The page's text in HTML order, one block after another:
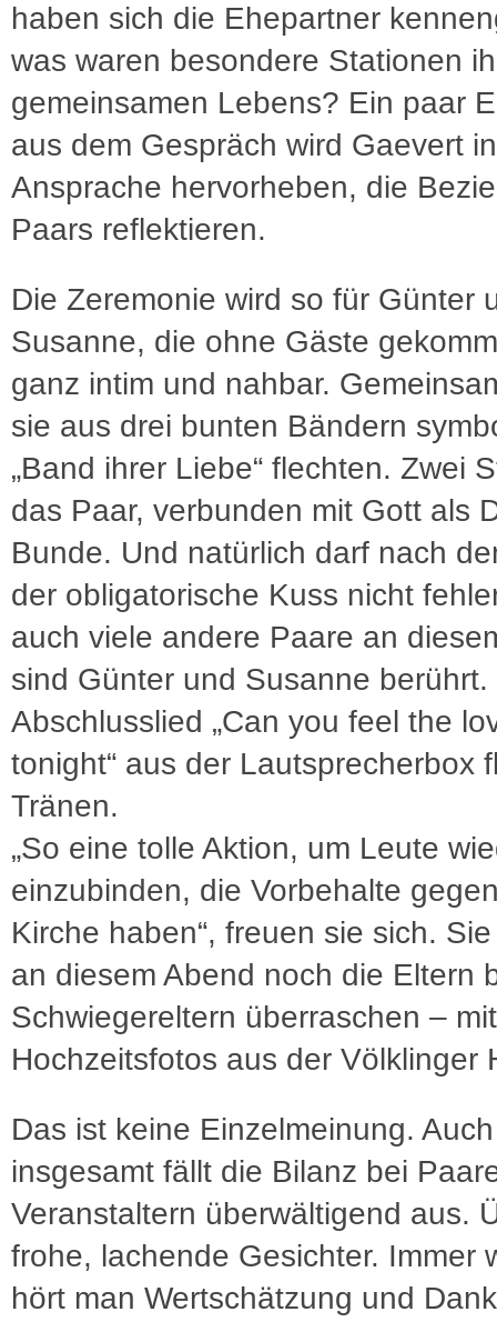
haben sich die Ehepartner
was waren besondere Stationen
gemeinsamen Lebens? Ein paar
aus dem Gespräch wird Gaevert
Ansprache hervorheben, die
Paars reflektieren.
Die Zeremonie wird so für Günter
Susanne, die ohne Gäste
ganz intim und nahbar.
sie aus drei bunten Bändern
„Band ihrer Liebe“ flechten. Zwei
das Paar, verbunden mit Gott als
Bunde. Und natürlich darf nach
der obligatorische Kuss nicht
auch viele andere Paare an
sind Günter und Susanne berührt.
Abschlusslied „Can you feel the
tonight“ aus der Lautsprecherbox
Tränen.
„So eine tolle Aktion, um Leute
einzubinden, die Vorbehalte
Kirche haben“, freuen sie sich.
an diesem Abend noch die Eltern
Schwiegereltern überraschen – mit
Hochzeitsfotos aus der Völklinger
Das ist keine Einzelmeinung. Auch
insgesamt fällt die Bilanz bei
Veranstaltern überwältigend aus.
frohe, lachende Gesichter. Immer
hört man Wertschätzung und